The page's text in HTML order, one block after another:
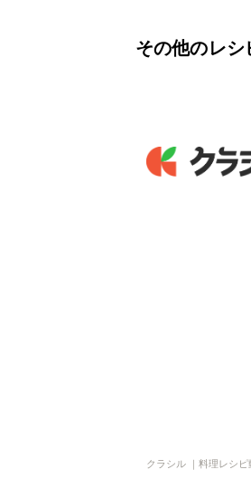
その他のレシ
クラシル ｜料理レシ